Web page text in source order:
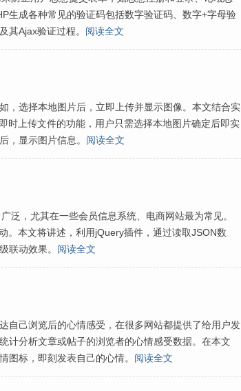
生成各种常见的验证码包括数字验证码、数字+字母验
其Ajax验证过程。 阅读全文
，选择本地图片后，立即上传并显示图像。本文结合实
时上传文件的功能，用户只需选择本地图片确定后即实
，显示图片信息。 阅读全文
泛，尤其在一些会员信息系统、电商网站最为常见。
。本文将讲述，利用jQuery插件，通过读取JSON数
联动效果。 阅读全文
自己浏览后的心情感受，在很多网站都提供了给用户发
计分析文章或帖子的浏览者的心情感受数据。在本文
图标，即刻发表自己的心情。 阅读全文